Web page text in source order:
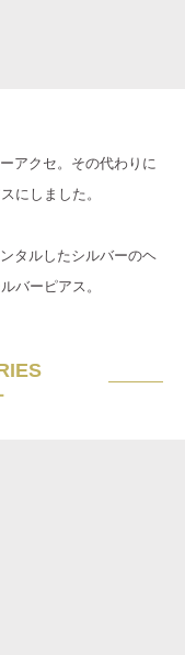
アクセ。その代わりに
にしました。
タルしたシルバーのヘ
バーピアス。